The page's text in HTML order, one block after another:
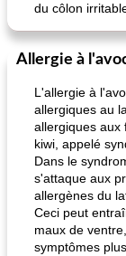
du côlon
Allergie à
L'allergie à
allergiques au
allergiques aux
kiwi, appelé
Dans le
s'attaque aux
allergènes du
Ceci peut
maux de
symptômes